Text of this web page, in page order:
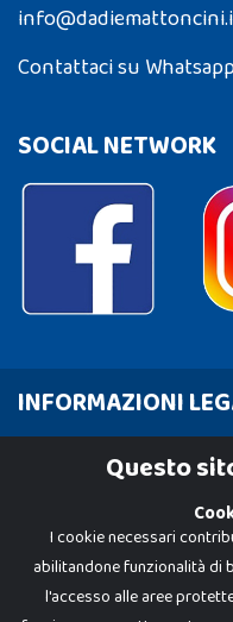
Contattaci su
SOCIAL NETWORK
INFORMAZIONI
Cookie PolicyQuesto
I cookie necessari
abilitandone funzionalità di
l'accesso alle aree